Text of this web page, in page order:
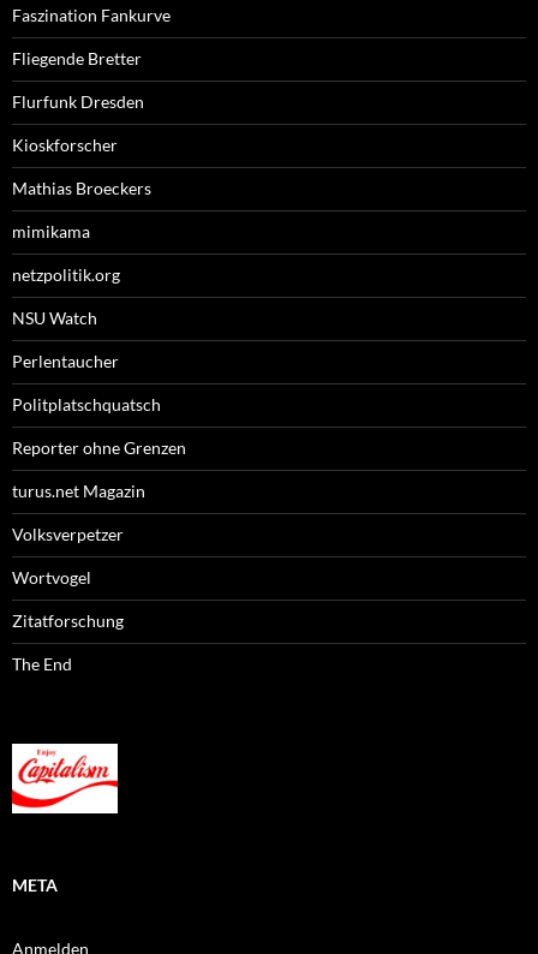
Faszination Fankurve
Fliegende Bretter
Flurfunk Dresden
Kioskforscher
Mathias Broeckers
mimikama
netzpolitik.org
NSU Watch
Perlentaucher
Politplatschquatsch
Reporter ohne Grenzen
turus.net Magazin
Volksverpetzer
Wortvogel
Zitatforschung
The End
META
Anmelden